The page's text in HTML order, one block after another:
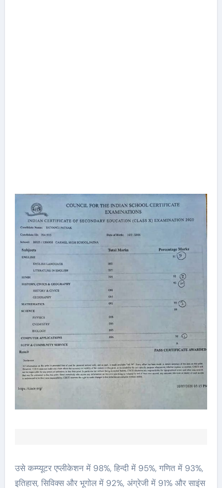
उसे कम्प्यूटर एप्लीकेशन में 98%, हिन्दी में 95%, गणित में 93%,
इतिहास, सिविक्स और भूगोल में 92%, अंग्रेजी में 91% और साइंस